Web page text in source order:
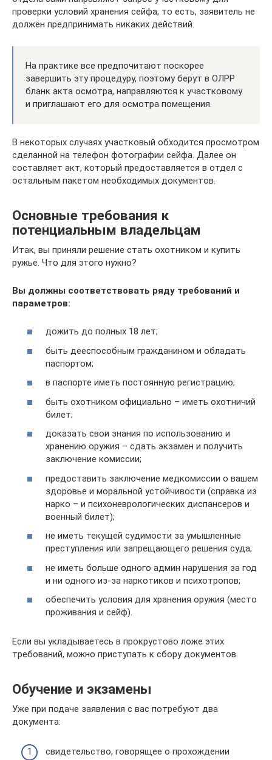
проверки условий хранения сейфа, то есть, заявитель не
должен предпринимать никаких действий.
На практике все предпочитают поскорее
завершить эту процедуру, поэтому берут в ОЛРР
бланк акта осмотра, направляются к участковому
и приглашают его для осмотра помещения.
В некоторых случаях участковый обходится просмотром
сделанной на телефон фотографии сейфа. Далее он
составляет акт, который предоставляется в отдел с
остальным пакетом необходимых документов.
Основные требования к
потенциальным владельцам
Итак, вы приняли решение стать охотником и купить
ружье. Что для этого нужно?
Вы должны соответствовать ряду требований и
параметров:
дожить до полных 18 лет;
быть дееспособным гражданином и обладать
паспортом;
в паспорте иметь постоянную регистрацию;
быть охотником официально – иметь охотничий
билет;
доказать свои знания по использованию и
хранению оружия – сдать экзамен и получить
заключение комиссии;
предоставить заключение медкомиссии о вашем
здоровье и моральной устойчивости (справка из
нарко – и психоневрологических диспансеров и
военный билет);
не иметь текущей судимости за умышленные
преступления или запрещающего решения суда;
не иметь больше одного админ нарушения за год
и ни одного из-за наркотиков и психотропов;
обеспечить условия для хранения оружия (место
проживания и сейф).
Если вы укладываетесь в прокрустово ложе этих
требований, можно приступать к сбору документов.
Обучение и экзамены
Уже при подаче заявления с вас потребуют два
документа:
свидетельство, говорящее о прохождении